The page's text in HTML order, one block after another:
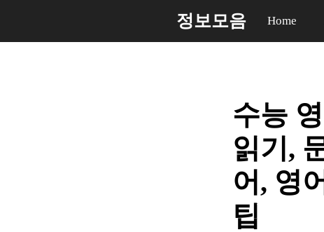
정보모음 Home
수능
읽기,
어, 영
팁